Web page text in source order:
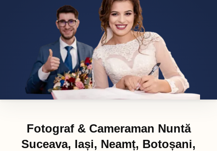
Fotograf & Cameraman Nuntă
Suceava, Iași, Neamț, Botoșani,